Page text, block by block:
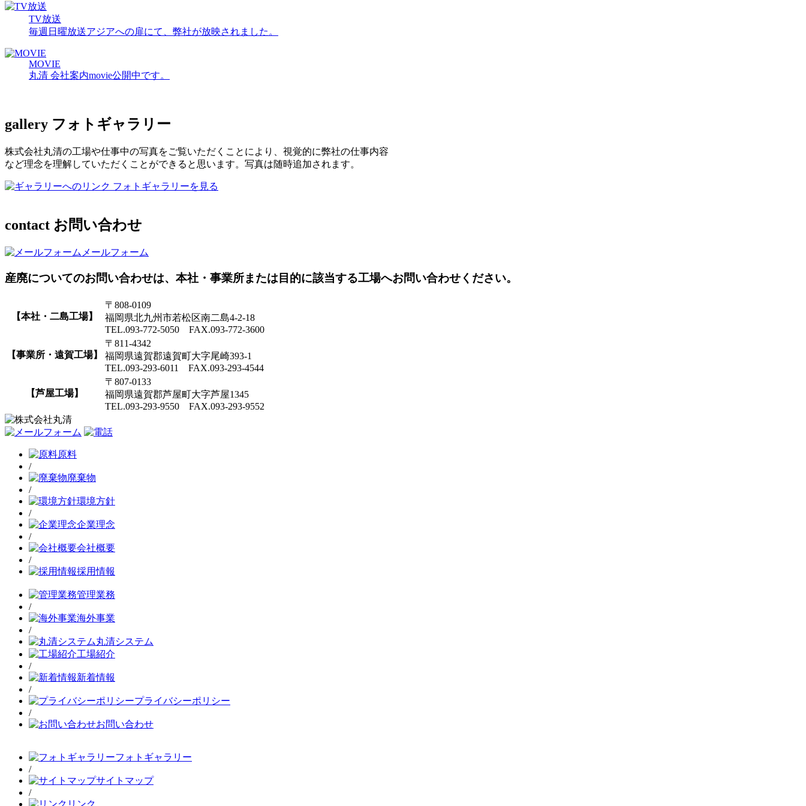
TV放送
毎週日曜放送アジアへの扉にて、弊社が放映されました。
MOVIE
丸清 会社案内movie公開中です。
gallery フォトギャラリー
株式会社丸清の工場や仕事中の写真をご覧いただくことにより、視覚的に弊社の仕事内容
など理念を理解していただくことができると思います。写真は随時追加されます。
フォトギャラリーを見る
contact お問い合わせ
メールフォーム
産廃についてのお問い合わせは、本社・事業所または目的に該当する工場へお問い合わせください。
【本社・二島工場】
〒808-0109
福岡県北九州市若松区南二島4-2-18
TEL.093-772-5050 FAX.093-772-3600
【事業所・遠賀工場】
〒811-4342
福岡県遠賀郡遠賀町大字尾崎393-1
TEL.093-293-6011 FAX.093-293-4544
【芦屋工場】
〒807-0133
福岡県遠賀郡芦屋町大字芦屋1345
TEL.093-293-9550 FAX.093-293-9552
原料
/
廃棄物
/
環境方針
/
企業理念
/
会社概要
/
採用情報
管理業務
/
海外事業
/
丸清システム
工場紹介
/
新着情報
/
プライバシーポリシー
/
お問い合わせ
フォトギャラリー
/
サイトマップ
/
リンク